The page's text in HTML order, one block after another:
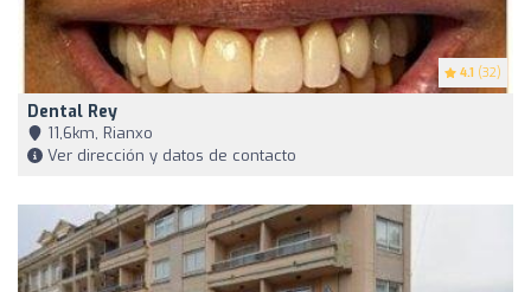
4.1 (32)
Dental Rey
11,6km, Rianxo
Ver dirección y datos de contacto